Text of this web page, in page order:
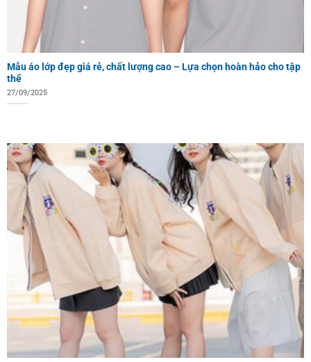
Mẫu áo lớp đẹp giá rẻ, chất lượng cao – Lựa chọn hoàn hảo cho tập
thể
27/09/2025